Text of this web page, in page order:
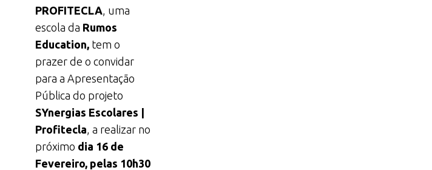
PROFITECLA , uma
escola da Rumos
Education,tem o
prazer de o convidar
para a Apresentação
Pública do projeto
SYnergias Escolares |
Profitecla , a realizar no
próximo dia 16 de
Fevereiro, pelas 10h30